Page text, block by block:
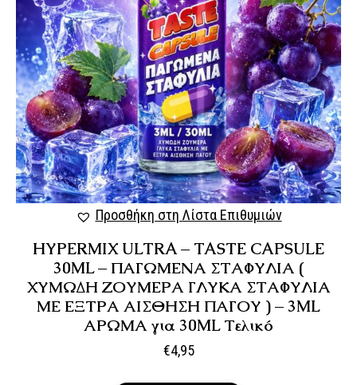
Προσθήκη στη Λίστα Επιθυμιών
HYPERMIX ULTRA – TASTE CAPSULE
30ML – ΠΑΓΩΜΕΝΑ ΣΤΑΦΥΛΙΑ (
ΧΥΜΩΔΗ ΖΟΥΜΕΡΑ ΓΛΥΚΑ ΣΤΑΦΥΛΙΑ
ΜΕ ΕΞΤΡΑ ΑΙΣΘΗΣΗ ΠΑΓΟΥ ) – 3ML
ΑΡΩΜΑ για 30ML Τελικό
€4,95